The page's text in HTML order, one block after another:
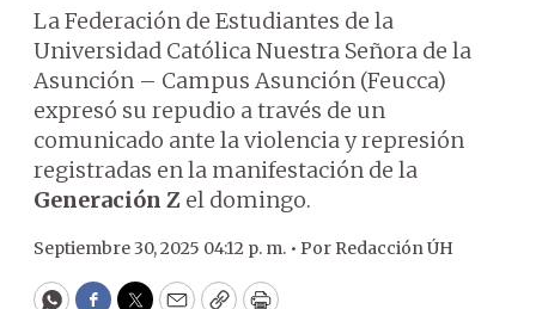
La Federación de Estudiantes de la
Universidad Católica Nuestra Señora de la
Asunción – Campus Asunción (Feucca)
expresó su repudio a través de un
comunicado ante la violencia y represión
registradas en la manifestación de la
Generación Z el domingo.
Septiembre 30, 2025 04:12 p. m. • Por Redacción ÚH